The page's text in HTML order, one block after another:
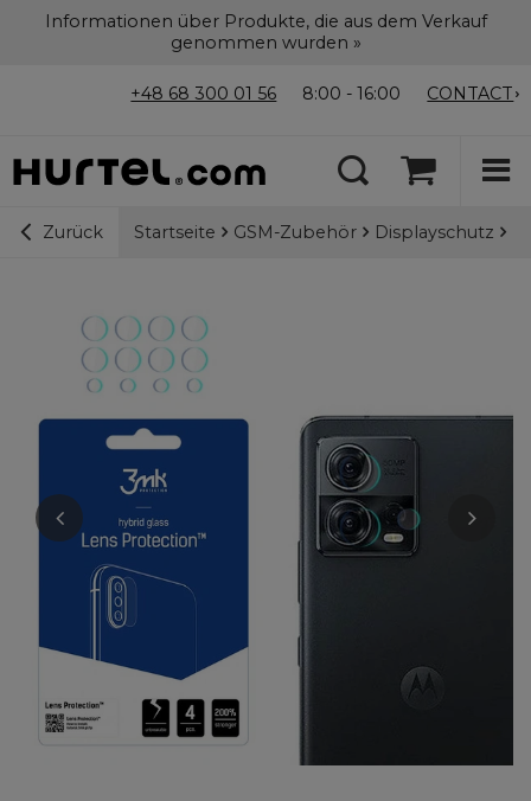
Informationen über Produkte, die aus dem Verkauf
genommen wurden »
+48 68 300 01 56 8:00 - 16:00 CONTACT
Zurück Startseite GSM-Zubehör Displayschutz